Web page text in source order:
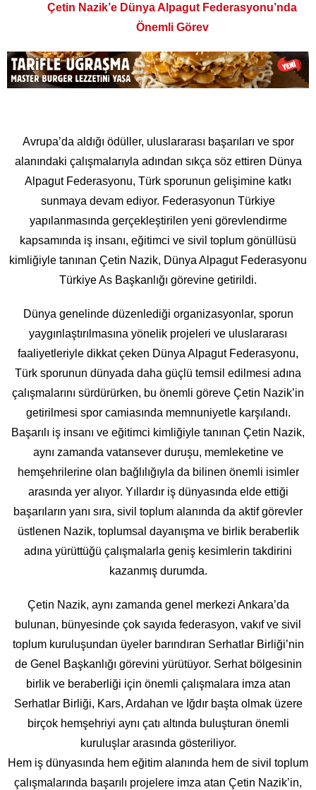
Çetin Nazik’e Dünya Alpagut Federasyonu’nda
Önemli Görev
Avrupa’da aldığı ödüller, uluslararası başarıları ve spor
alanındaki çalışmalarıyla adından sıkça söz ettiren Dünya
Alpagut Federasyonu, Türk sporunun gelişimine katkı
sunmaya devam ediyor. Federasyonun Türkiye
yapılanmasında gerçekleştirilen yeni görevlendirme
kapsamında iş insanı, eğitimci ve sivil toplum gönüllüsü
kimliğiyle tanınan Çetin Nazik, Dünya Alpagut Federasyonu
Türkiye As Başkanlığı görevine getirildi.
Dünya genelinde düzenlediği organizasyonlar, sporun
yaygınlaştırılmasına yönelik projeleri ve uluslararası
faaliyetleriyle dikkat çeken Dünya Alpagut Federasyonu,
Türk sporunun dünyada daha güçlü temsil edilmesi adına
çalışmalarını sürdürürken, bu önemli göreve Çetin Nazik’in
getirilmesi spor camiasında memnuniyetle karşılandı.
Başarılı iş insanı ve eğitimci kimliğiyle tanınan Çetin Nazik,
aynı zamanda vatansever duruşu, memleketine ve
hemşehrilerine olan bağlılığıyla da bilinen önemli isimler
arasında yer alıyor. Yıllardır iş dünyasında elde ettiği
başarıların yanı sıra, sivil toplum alanında da aktif görevler
üstlenen Nazik, toplumsal dayanışma ve birlik beraberlik
adına yürüttüğü çalışmalarla geniş kesimlerin takdirini
kazanmış durumda.
Çetin Nazik, aynı zamanda genel merkezi Ankara’da
bulunan, bünyesinde çok sayıda federasyon, vakıf ve sivil
toplum kuruluşundan üyeler barındıran Serhatlar Birliği’nin
de Genel Başkanlığı görevini yürütüyor. Serhat bölgesinin
birlik ve beraberliği için önemli çalışmalara imza atan
Serhatlar Birliği, Kars, Ardahan ve Iğdır başta olmak üzere
birçok hemşehriyi aynı çatı altında buluşturan önemli
kuruluşlar arasında gösteriliyor.
Hem iş dünyasında hem eğitim alanında hem de sivil toplum
çalışmalarında başarılı projelere imza atan Çetin Nazik’in,